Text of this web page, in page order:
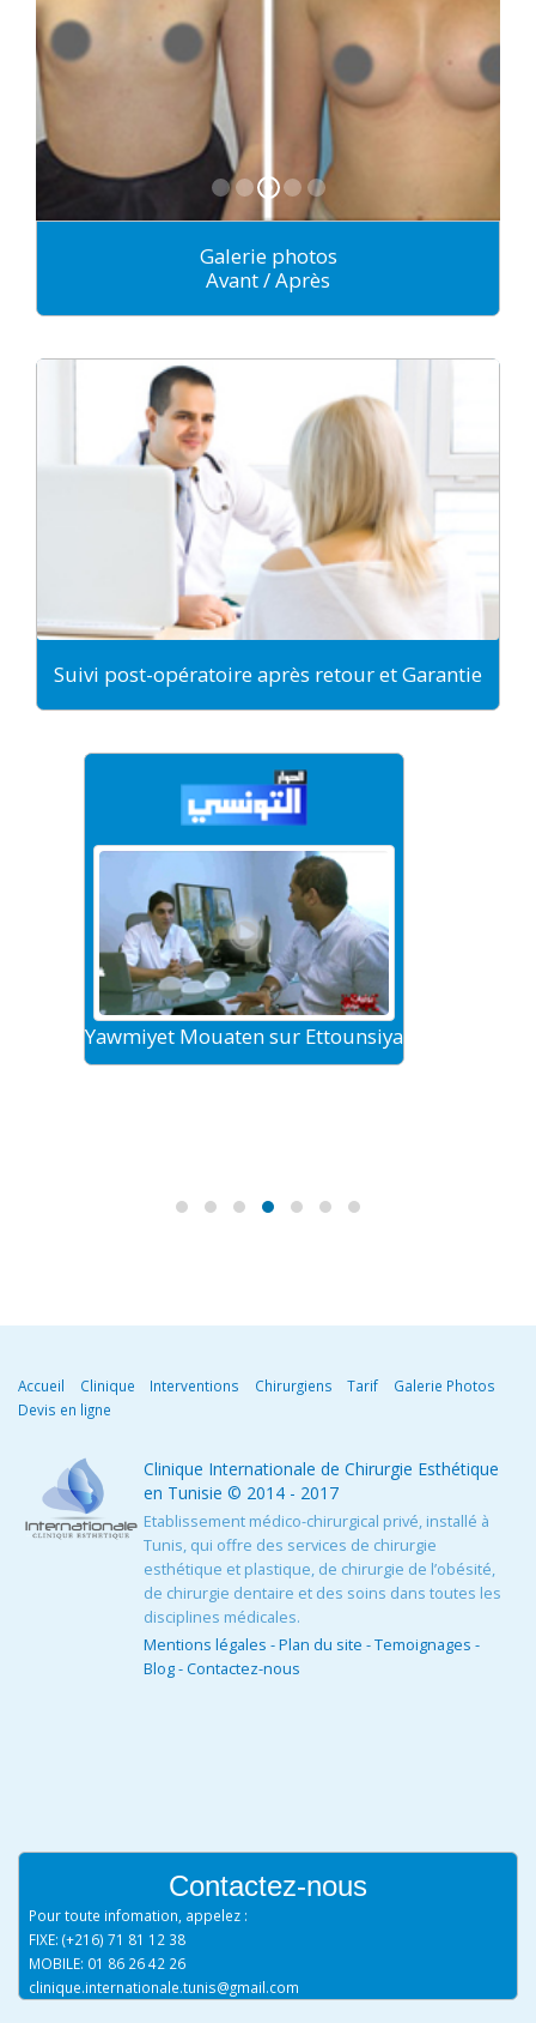
Galerie photos
Avant / Après
Suivi post-opératoire après retour et Garantie
Yawmiyet Mouaten sur Ettounsiya
Accueil Clinique Interventions Chirurgiens Tarif
Galerie Photos
Devis en ligne
Clinique Internationale de Chirurgie Esthétique
en Tunisie © 2014 - 2017
Etablissement médico-chirurgical privé, installé à
Tunis, qui offre des services de chirurgie
esthétique et plastique, de chirurgie de l’obésité,
de chirurgie dentaire et des soins dans toutes les
disciplines médicales.
Mentions légales -Plan du site -Temoignages -
Blog-Contactez-nous
Contactez-nous
Pour toute infomation, appelez :
FIXE: (+216) 71 81 12 38
MOBILE: 01 86 26 42 26
clinique.internationale.tunis@gmail.com